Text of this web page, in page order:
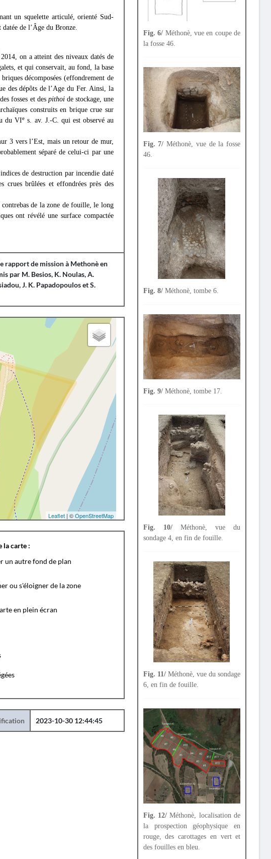
un squelette articulé, orienté Sud-
de l’Âge du Bronze.
on a atteint des niveaux datés de
et qui conservait, au fond, la base
décomposées (effondrement de
des dépôts de l’Age du Fer. Ainsi, la
fosses et despithoide stockage, une
construits en brique crue sur
du VIe s. av. J.-C. qui est observé au
3 vers l’Est, mais un retour de mur,
séparé de celui-ci par une
de destruction par incendie daté
crues brûlées et effondrées près des
de la zone de fouille, le long
ont révélé une surface compactée
rapport de mission à Methonè en
par M. Besios, K. Noulas, A.
J. K. Papadopoulos et S.
Leaflet| ©OpenStreetMap
la carte :
un autre fond de plan
ou s'éloigner de la zone
en plein écran
2023-10-30 12:44:45
Fig. 6/ Méthonè, vue en coupe de
la fosse 46.
Fig. 7/ Méthonè, vue de la fosse
46.
Fig. 8/Méthonè, tombe 6.
Fig. 9/Méthonè, tombe 17.
Fig. 10/Méthonè, vue du
sondage 4, en fin de fouille.
Fig. 11/Méthonè, vue du sondage
6, en fin de fouille.
Fig. 12/ Méthonè, localisation de
la prospection géophysique en
rouge, des carottages en vert et
des fouilles en bleu.